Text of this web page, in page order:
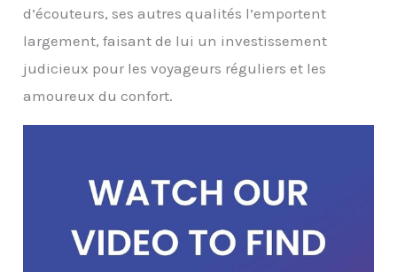
d’écouteurs, ses autres qualités l’emportent
largement, faisant de lui un investissement
judicieux pour les voyageurs réguliers et les
amoureux du confort.